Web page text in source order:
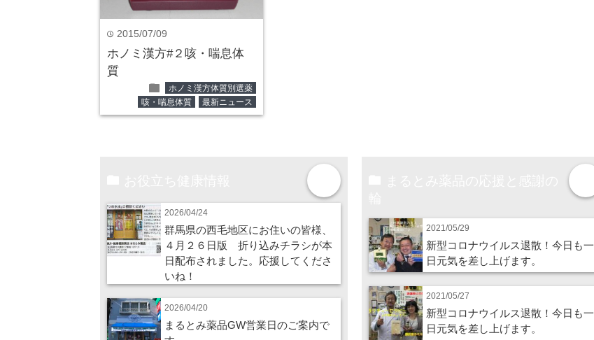
time 2015/07/09
ホノミ漢方#２咳・喘息体
質
folder
ホノミ漢方体質別選薬
咳・喘息体質
最新ニュース
2026/04/24
群馬県の西毛地区にお住いの皆様、
４月２６日版 折り込みチラシが本
日配布されました。応援してくださ
いね！
2026/04/20
まるとみ薬品GW営業日のご案内で
2021/05/29
新型コロナウイルス退散！今日も一
日元気を差し上げます。
2021/05/27
新型コロナウイルス退散！今日も一
日元気を差し上げます。